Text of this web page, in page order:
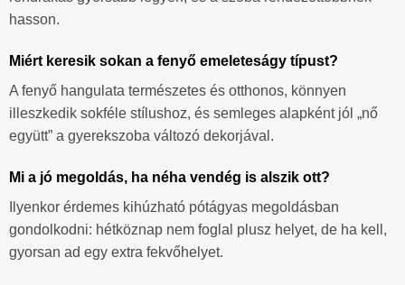
hasson.
Miért keresik sokan a fenyő emeleteságy típust?
A fenyő hangulata természetes és otthonos, könnyen
illeszkedik sokféle stílushoz, és semleges alapként jól „nő
együtt” a gyerekszoba változó dekorjával.
Mi a jó megoldás, ha néha vendég is alszik ott?
Ilyenkor érdemes kihúzható pótágyas megoldásban
gondolkodni: hétköznap nem foglal plusz helyet, de ha kell,
gyorsan ad egy extra fekvőhelyet.